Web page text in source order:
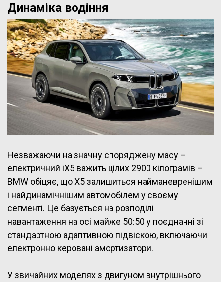
Динаміка водіння
Незважаючи на значну споряджену масу –
електричний iX5 важить цілих 2900 кілограмів –
BMW обіцяє, що X5 залишиться найманевренішим
і найдинамічнішим автомобілем у своєму
сегменті. Це базується на розподілі
навантаження на осі майже 50:50 у поєднанні зі
стандартною адаптивною підвіскою, включаючи
електронно керовані амортизатори.
У звичайних моделях з двигуном внутрішнього